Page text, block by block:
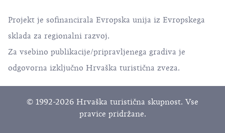
Projekt je sofinancirala Evropska unija iz Evropskega
sklada za regionalni razvoj.
Za vsebino publikacije/pripravljenega gradiva je
odgovorna izključno Hrvaška turistična zveza.
© 1992-2026 Hrvaška turistična skupnost. Vse
pravice pridržane.